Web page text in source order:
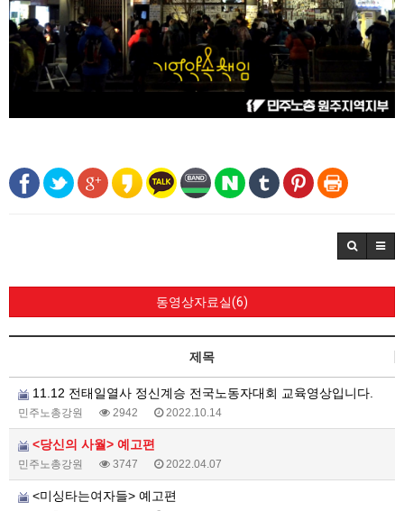
동영상자료실(6)
제목
11.12 전태일열사 정신계승 전국노동자대회 교육영상입니다.
민주노총강원 2942 2022.10.14
<당신의 사월> 예고편
민주노총강원 3747 2022.04.07
<미싱타는여자들> 예고편